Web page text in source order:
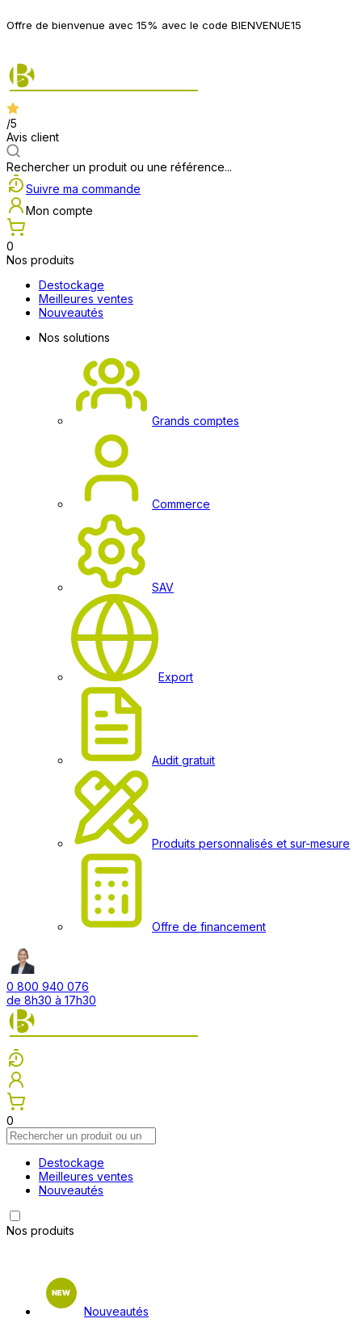
Offre de bienvenue avec 15% avec le code BIENVENUE15
/5
Avis client
Rechercher un produit ou une référence...
Suivre ma commande
Mon compte
0
Nos produits
Destockage
Meilleures ventes
Nouveautés
Nos solutions
Grands comptes
Commerce
SAV
Export
Audit gratuit
Produits personnalisés et sur-mesure
Offre de financement
0 800 940 076
de 8h30 à 17h30
0
Destockage
Meilleures ventes
Nouveautés
Nos produits
Nouveautés